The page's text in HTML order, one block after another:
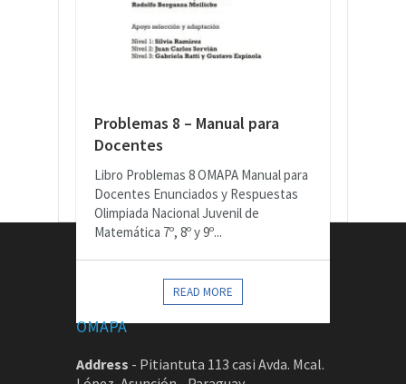
Problemas 8 – Manual para
Docentes
Libro Problemas 8 OMAPA Manual para
Docentes Enunciados y Respuestas
Olimpiada Nacional Juvenil de
Matemática 7º, 8º y 9º...
READ MORE
OMAPA
Address - Pitiantuta 113 casi Avda. Mcal.